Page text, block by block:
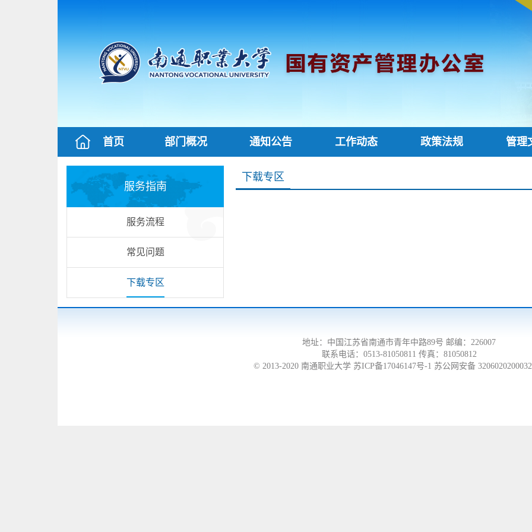
首页 部门概况 通知公告 工作动态 政策法规 管理
服务指南
服务流程
常见问题
下载专区
下载专区
地址：中国江苏省南通市青年中路89号 邮编：226007
联系电话：0513-81050811 传真：81050812
© 2013-2020 南通职业大学 苏ICP备17046147号-1 苏公网安备